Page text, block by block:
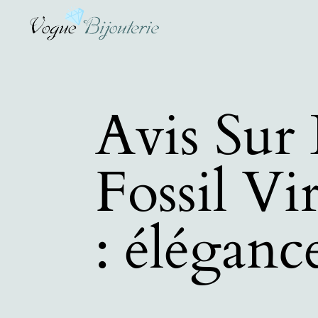
Avis
Fossil
: